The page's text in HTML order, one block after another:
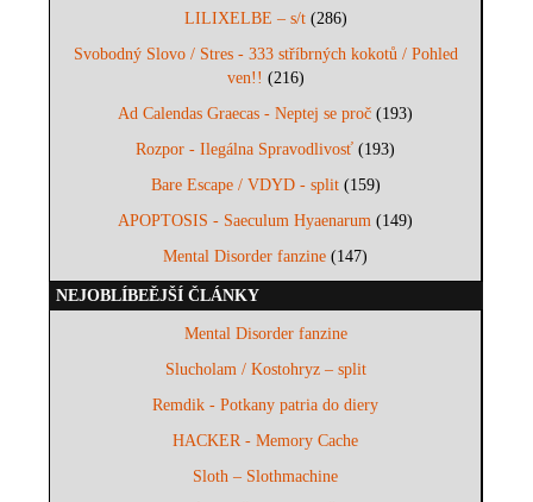
LILIXELBE – s/t(286)
Svobodný Slovo / Stres - 333 stříbrných kokotů / Pohled
ven!! (216)
Ad Calendas Graecas - Neptej se proč (193)
Rozpor - Ilegálna Spravodlivosť (193)
Bare Escape / VDYD - split(159)
APOPTOSIS - Saeculum Hyaenarum (149)
Mental Disorder fanzine (147)
NEJOBLÍBEĚJŠÍ ČLÁNKY
Mental Disorder fanzine
Slucholam / Kostohryz – split
Remdik - Potkany patria do diery
HACKER - Memory Cache
Sloth – Slothmachine